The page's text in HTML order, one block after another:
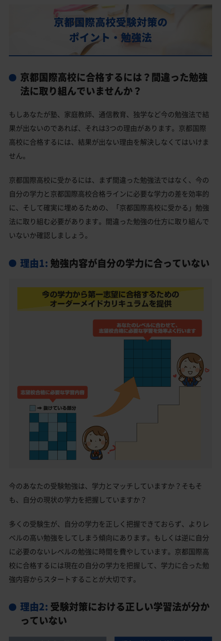
部活動
京都国際高校の偏差値
京都国際高校合格に必要な内申点の目安
京都国際高校合格するには内申点と偏差値両方が必要
京都国際高校の所在地・アクセス
京都国際高校卒業生の主な大学進学実績
私立大学
京都市東山区の他の公立高校
京都市東山区の他の私立高校
京都国際高校受験生からのよくある質問
京都国際高校受験対策の
ポイント・勉強法
京都国際高校に合格するには？間違った勉強
法に取り組んでいませんか？
もしあなたが塾、家庭教師、通信教育、独学など今の勉強法で結
果が出ないのであれば、それは3つの理由があります。京都国際
高校に合格するには、結果が出ない理由を解決しなくてはいけま
せん。
京都国際高校に受かるには、まず間違った勉強法ではなく、今の
自分の学力と京都国際高校合格ラインに必要な学力の差を効率的
に、そして確実に埋めるための、「京都国際高校に受かる」勉強
法に取り組む必要があります。間違った勉強の仕方に取り組んで
いないか確認しましょう。
理由1: 勉強内容が自分の学力に合っていない
今のあなたの受験勉強は、学力とマッチしていますか？そもそ
も、自分の現状の学力を把握していますか？
多くの受験生が、自分の学力を正しく把握できておらず、よりレ
ベルの高い勉強をしてしまう傾向にあります。もしくは逆に自分
に必要のないレベルの勉強に時間を費やしています。京都国際高
校に合格するには現在の自分の学力を把握して、学力に合った勉
強内容からスタートすることが大切です。
理由2: 受験対策における正しい学習法が分か
っていない